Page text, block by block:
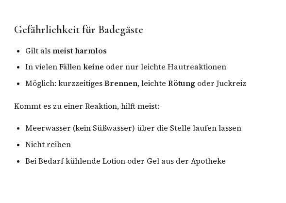
Gefährlichkeit für Badegäste
Gilt als meist harmlos
In vielen Fällen keine oder nur leichte Hautreaktionen
Möglich: kurzzeitigesBrennen, leichteRötung oder Juckreiz
Kommt es zu einer Reaktion, hilft meist:
Meerwasser (kein Süßwasser) über die Stelle laufen lassen
Nicht reiben
Bei Bedarf kühlende Lotion oder Gel aus der Apotheke